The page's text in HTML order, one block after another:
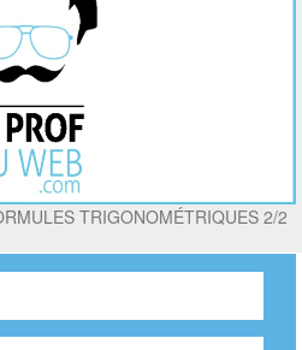
TRIGONOMÉTRIQUES 2/2